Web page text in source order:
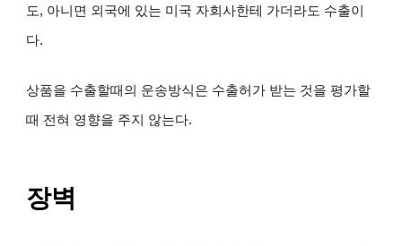
도, 아니면 외국에 있는 미국 자회사한테 가더라도 수출이
다.
상품을 수출할때의 운송방식은 수출허가 받는 것을 평가할
때 전혀 영향을 주지 않는다.
장벽